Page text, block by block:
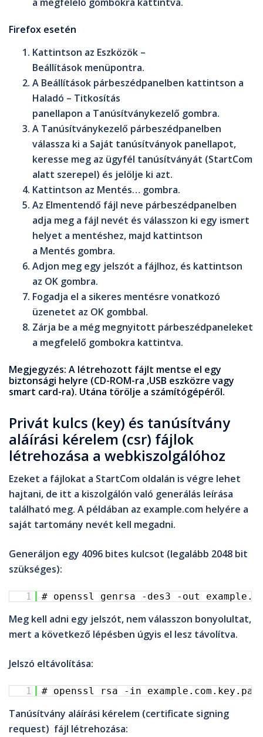
Firefox esetén
Kattintson az Eszközök –
Beállítások menüpontra.
A Beállítások párbeszédpanelben kattintson a
Haladó – Titkosítás
panellapon a Tanúsítványkezelő gombra.
A Tanúsítványkezelő párbeszédpanelben
válassza ki a Saját tanúsítványok panellapot,
keresse meg az ügyfél tanúsítványát (StartCom
alatt szerepel) és jelölje ki azt.
Kattintson az Mentés… gombra.
Az Elmentendő fájl neve párbeszédpanelben
adja meg a fájl nevét és válasszon ki egy ismert
helyet a mentéshez, majd kattintson
a Mentés gombra.
Adjon meg egy jelszót a fájlhoz, és kattintson
az OK gombra.
Fogadja el a sikeres mentésre vonatkozó
üzenetet az OK gombbal.
Zárja be a még megnyitott párbeszédpaneleket
a megfelelő gombokra kattintva.
Megjegyzés: A létrehozott fájlt mentse el egy
biztonsági helyre (CD-ROM-ra ,USB eszközre vagy
smart card-ra). Utána törölje a számítógépéről.
Privát kulcs (key) és tanúsítvány
aláírási kérelem (csr) fájlok
létrehozása a webkiszolgálóhoz
Ezeket a fájlokat a StartCom oldalán is végre lehet
hajtani, de itt a kiszolgálón való generálás leírása
található meg. A példában az example.com helyére a
saját tartomány nevét kell megadni.
Generáljon egy 4096 bites kulcsot (legalább 2048 bit
szükséges):
1 # openssl genrsa -des3 -out
Meg kell adni egy jelszót, nem válasszon bonyolultat,
mert a következő lépésben úgyis el lesz távolítva.
Jelszó eltávolítása:
1 # openssl rsa -in
Tanúsítvány aláírási kérelem (certificate signing
request) fájl létrehozása: